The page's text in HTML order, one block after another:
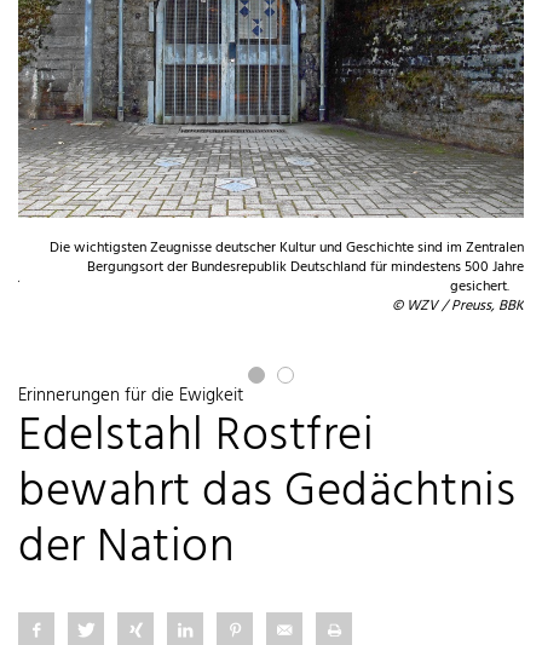
Die wichtigsten Zeugnisse deutscher Kultur und Geschichte sind im Zentralen
Bergungsort der Bundesrepublik Deutschland für mindestens 500 Jahre
gesichert.
© WZV / Preuss, BBK
Erinnerungen für die Ewigkeit
Edelstahl Rostfrei
bewahrt das Gedächtnis
der Nation